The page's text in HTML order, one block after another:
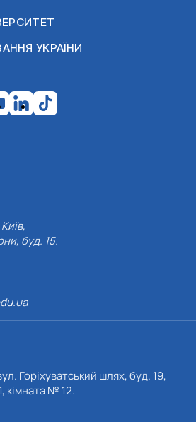
УКРАЇНИ
буд. 15.
Горіхуватський шлях, буд. 19,
кімната № 12.